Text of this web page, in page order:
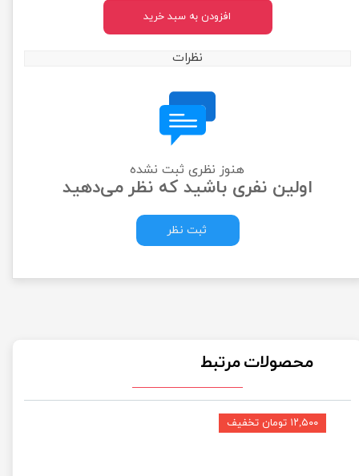
افزودن به سبد خرید
نظرات
هنوز نظری ثبت نشده
اولین نفری باشید که نظر می‌دهید
ثبت نظر
محصولات مرتبط
۱۲,۵۰۰ تومان تخفیف